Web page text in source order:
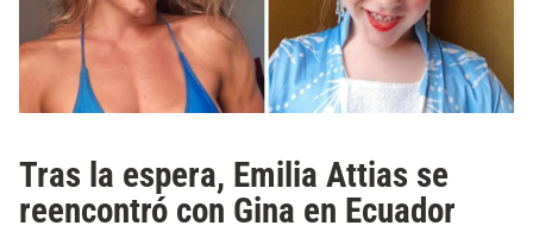
Tras la espera, Emilia Attias se
reencontró con Gina en Ecuador